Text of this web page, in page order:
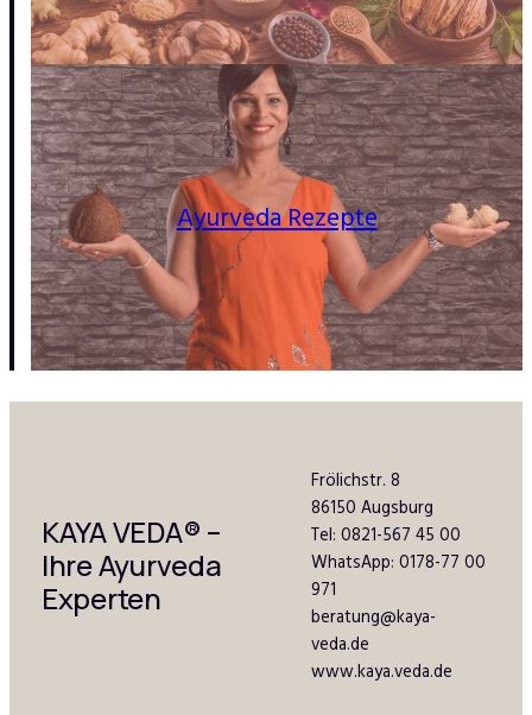
Ayurveda Rezepte
KAYA VEDA® –
Ihre Ayurveda
Experten
Frölichstr. 8
86150 Augsburg
Tel: 0821-567 45 00
WhatsApp: 0178-77 00
971
beratung@kaya-
veda.de
www.kaya.veda.de